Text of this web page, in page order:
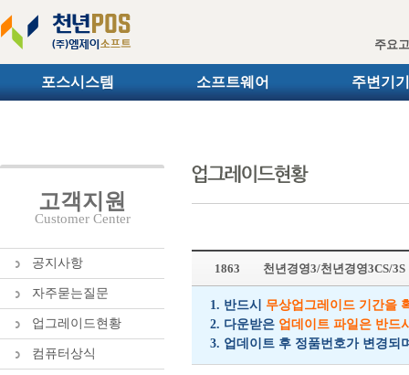
주요
포스시스템 소프트웨어 주변기기
고객지원
Customer Center
공지사항
자주묻는질문
업그레이드현황
컴퓨터상식
1863 천년경영3/천년경영3CS/
1. 반드시 무상업그레이드 기간을
2. 다운받은 업데이트 파일은 반드
3. 업데이트 후 정품번호가 변경되